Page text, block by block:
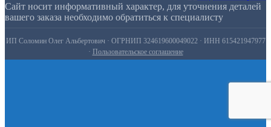
Сайт носит информативный характер, для уточнения деталей
вашего заказа необходимо обратиться к специалисту
ИП Соломин Олег Альбертович · ОГРНИП 324619600049022 · ИНН 615421947977
· Пользовательское соглашение